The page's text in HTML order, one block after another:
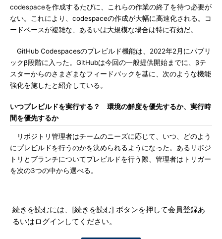
codespaceを作成するたびに、これらの作業の終了を待つ必要が
ない。これにより、codespaceの作成が大幅に高速化される。コ
ードベースが複雑な、あるいは大規模な場合は特に有効だ。
GitHub Codespacesのプレビルド機能は、2022年2月にパブリ
ックβ段階に入った。GitHubは今回の一般提供開始までに、βテ
スターからのさまざまなフィードバックを基に、次のような機能
強化を施したと紹介している。
いつプレビルドを実行する？ 環境の鮮度を優先するか、実行時
間を優先するか
リポジトリ管理者はチームのニーズに応じて、いつ、どのよう
にプレビルドを行うのかを決められるようになった。あるリポジ
トリとブランチについてプレビルドを行う際、管理者はトリガー
を次の3つの中から選べる。
続きを読むには、[続きを読む] ボタンを押して会員登録あ
るいはログインしてください。